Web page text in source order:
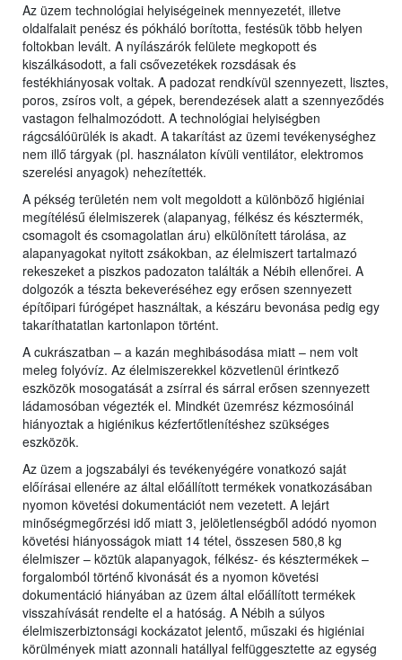
Az üzem technológiai helyiségeinek mennyezetét, illetve
oldalfalait penész és pókháló borította, festésük több helyen
foltokban levált. A nyílászárók felülete megkopott és
kiszálkásodott, a fali csővezetékek rozsdásak és
festékhiányosak voltak. A padozat rendkívül szennyezett, lisztes,
poros, zsíros volt, a gépek, berendezések alatt a szennyeződés
vastagon felhalmozódott. A technológiai helyiségben
rágcsálóürülék is akadt. A takarítást az üzemi tevékenységhez
nem illő tárgyak (pl. használaton kívüli ventilátor, elektromos
szerelési anyagok) nehezítették.
A pékség területén nem volt megoldott a különböző higiéniai
megítélésű élelmiszerek (alapanyag, félkész és késztermék,
csomagolt és csomagolatlan áru) elkülönített tárolása, az
alapanyagokat nyitott zsákokban, az élelmiszert tartalmazó
rekeszeket a piszkos padozaton találták a Nébih ellenőrei. A
dolgozók a tészta bekeveréséhez egy erősen szennyezett
építőipari fúrógépet használtak, a készáru bevonása pedig egy
takaríthatatlan kartonlapon történt.
A cukrászatban – a kazán meghibásodása miatt – nem volt
meleg folyóvíz. Az élelmiszerekkel közvetlenül érintkező
eszközök mosogatását a zsírral és sárral erősen szennyezett
ládamosóban végezték el. Mindkét üzemrész kézmosóinál
hiányoztak a higiénikus kézfertőtlenítéshez szükséges
eszközök.
Az üzem a jogszabályi és tevékenyégére vonatkozó saját
előírásai ellenére az által előállított termékek vonatkozásában
nyomon követési dokumentációt nem vezetett. A lejárt
minőségmegőrzési idő miatt 3, jelöletlenségből adódó nyomon
követési hiányosságok miatt 14 tétel, összesen 580,8 kg
élelmiszer – köztük alapanyagok, félkész- és késztermékek –
forgalomból történő kivonását és a nyomon követési
dokumentáció hiányában az üzem által előállított termékek
visszahívását rendelte el a hatóság. A Nébih a súlyos
élelmiszerbiztonsági kockázatot jelentő, műszaki és higiéniai
körülmények miatt azonnali hatállyal felfüggesztette az egység